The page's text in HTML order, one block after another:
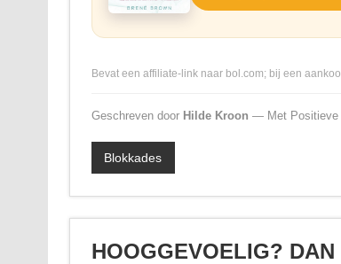
Bevat een affiliate-link naar bol.com; bij een
Geschreven door Hilde Kroon — Met Positieve
Blokkades
HOOGGEVOELIG?